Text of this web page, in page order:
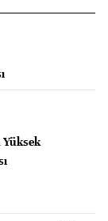
Yüksek